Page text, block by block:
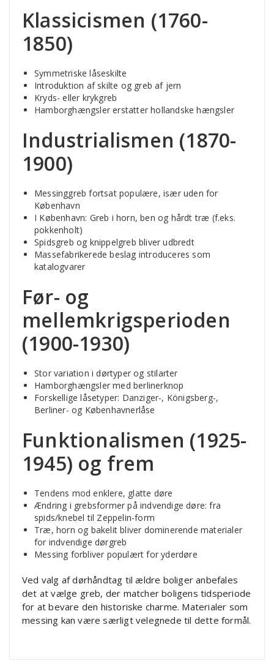
Klassicismen (1760-
1850)
Symmetriske låseskilte
Introduktion af skilte og greb af jern
Kryds- eller krykgreb
Hamborghængsler erstatter hollandske hængsler
Industrialismen (1870-
1900)
Messinggreb fortsat populære, især uden for
København
I København: Greb i horn, ben og hårdt træ (f.eks.
pokkenholt)
Spidsgreb og knippelgreb bliver udbredt
Massefabrikerede beslag introduceres som
katalogvarer
Før- og
mellemkrigsperioden
(1900-1930)
Stor variation i dørtyper og stilarter
Hamborghængsler med berlinerknop
Forskellige låsetyper: Danziger-, Königsberg-,
Berliner- og Københavnerlåse
Funktionalismen (1925-
1945) og frem
Tendens mod enklere, glatte døre
Ændring i grebsformer på indvendige døre: fra
spids/knebel til Zeppelin-form
Træ, horn og bakelit bliver dominerende materialer
for indvendige dørgreb
Messing forbliver populært for yderdøre
Ved valg af dørhåndtag til ældre boliger anbefales
det at vælge greb, der matcher boligens tidsperiode
for at bevare den historiske charme. Materialer som
messing kan være særligt velegnede til dette formål.